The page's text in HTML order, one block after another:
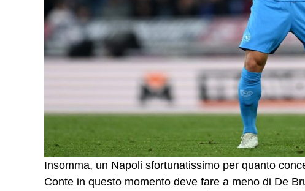
Insomma, un Napoli sfortunatissimo per quanto
Conte in questo momento deve fare a meno di De